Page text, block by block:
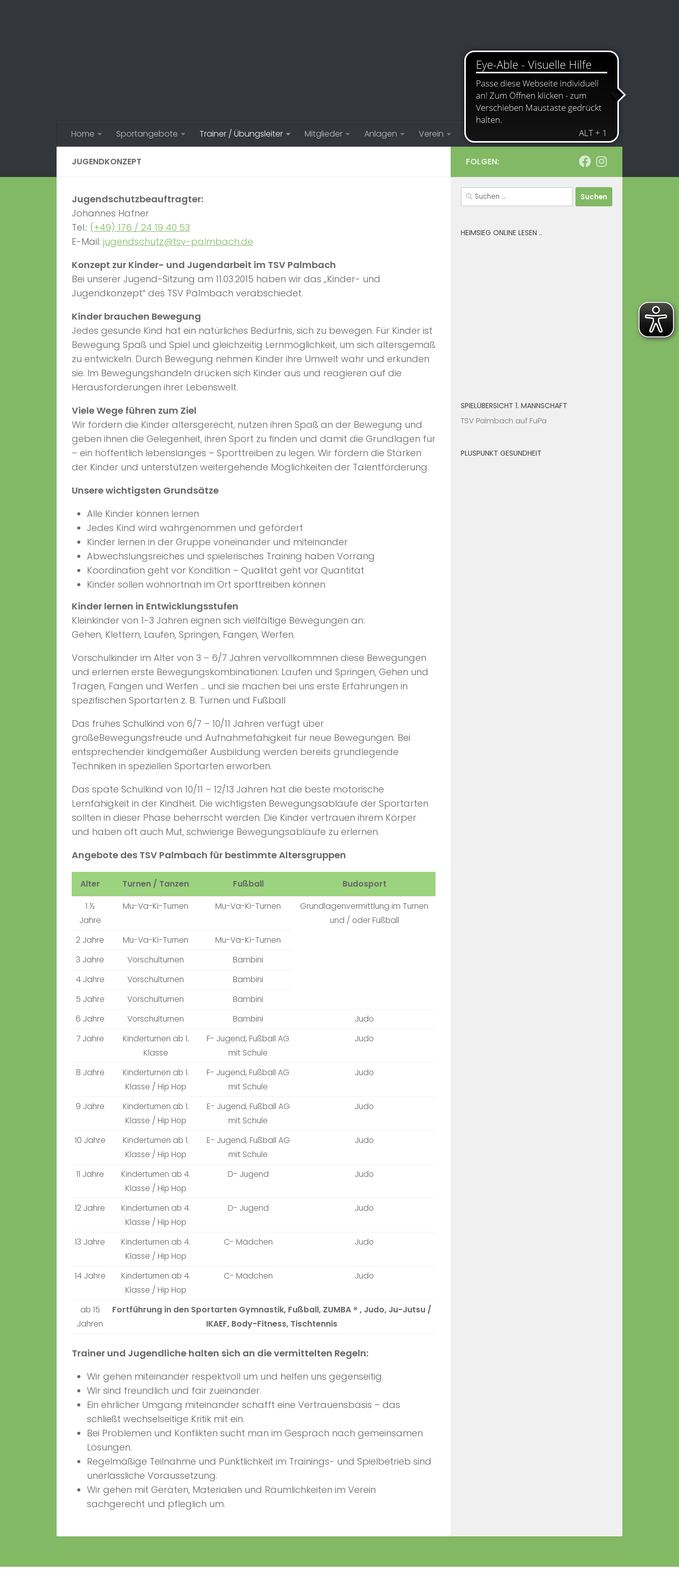
Home Sportangebote Trainer / Übungsleiter Mitglieder Anlagen Verein Kontakt
JUGENDKONZEPT
Jugendschutzbeauftragter:
Johannes Häfner
Tel.: (+49) 176 / 24 19 40 53
E-Mail: jugendschutz@tsv-palmbach.de
Konzept zur Kinder- und Jugendarbeit im TSV Palmbach
Bei unserer Jugend-Sitzung am 11.03.2015 haben wir das „Kinder- und
Jugendkonzept“ des TSV Palmbach verabschiedet.
Kinder brauchen Bewegung
Jedes gesunde Kind hat ein natürliches Bedürfnis, sich zu bewegen. Für Kinder ist
Bewegung Spaß und Spiel und gleichzeitig Lernmöglichkeit, um sich altersgemäß
zu entwickeln. Durch Bewegung nehmen Kinder ihre Umwelt wahr und erkunden
sie. Im Bewegungshandeln drücken sich Kinder aus und reagieren auf die
Herausforderungen ihrer Lebenswelt.
Viele Wege führen zum Ziel
Wir fördern die Kinder altersgerecht, nutzen ihren Spaß an der Bewegung und
geben ihnen die Gelegenheit, ihren Sport zu finden und damit die Grundlagen für
– ein hoffentlich lebenslanges – Sporttreiben zu legen. Wir fördern die Stärken
der Kinder und unterstützen weitergehende Möglichkeiten der Talentförderung.
Unsere wichtigsten Grundsätze
Alle Kinder können lernen
Jedes Kind wird wahrgenommen und gefördert
Kinder lernen in der Gruppe voneinander und miteinander
Abwechslungsreiches und spielerisches Training haben Vorrang
Koordination geht vor Kondition – Qualität geht vor Quantität
Kinder sollen wohnortnah im Ort sporttreiben können
Kinder lernen in Entwicklungsstufen
Kleinkinder von 1-3 Jahren eignen sich vielfältige Bewegungen an:
Gehen, Klettern, Laufen, Springen, Fangen, Werfen.
Vorschulkinder im Alter von 3 – 6/7 Jahren vervollkommnen diese Bewegungen
und erlernen erste Bewegungskombinationen: Laufen und Springen, Gehen und
Tragen, Fangen und Werfen … und sie machen bei uns erste Erfahrungen in
spezifischen Sportarten z. B. Turnen und Fußball
Das frühes Schulkind von 6/7 – 10/11 Jahren verfügt über
großeBewegungsfreude und Aufnahmefähigkeit für neue Bewegungen. Bei
entsprechender kindgemäßer Ausbildung werden bereits grundlegende
Techniken in speziellen Sportarten erworben.
Das späte Schulkind von 10/11 – 12/13 Jahren hat die beste motorische
Lernfähigkeit in der Kindheit. Die wichtigsten Bewegungsabläufe der Sportarten
sollten in dieser Phase beherrscht werden. Die Kinder vertrauen ihrem Körper
und haben oft auch Mut, schwierige Bewegungsabläufe zu erlernen.
Angebote des TSV Palmbach für bestimmte Altersgruppen
Alter Turnen / Tanzen Fußball
Budosport
1 ½
Jahre
Mu-Va-Ki-Turnen Mu-Va-Ki-Turnen
Grundlagen­vermittlung im Turnen
und / oder Fußball
2 Jahre
Mu-Va-Ki-Turnen
Mu-Va-Ki-Turnen
3 Jahre
Vorschulturnen
Bambini
4 Jahre
Vorschulturnen
Bambini
5 Jahre
Vorschulturnen
Bambini
6 Jahre
Vorschulturnen Bambini
Judo
7 Jahre
Kinderturnen ab 1.
Klasse
F- Jugend, Fußball AG
mit Schule
Judo
8 Jahre
Kinderturnen ab 1.
Klasse / Hip Hop
F- Jugend, Fußball AG
mit Schule
Judo
9 Jahre
Kinderturnen ab 1.
Klasse / Hip Hop
E- Jugend, Fußball AG
mit Schule
Judo
10 Jahre
Kinderturnen ab 1.
Klasse / Hip Hop
E- Jugend, Fußball AG
mit Schule
Judo
11 Jahre
Kinderturnen ab 4.
Klasse / Hip Hop
D- Jugend Judo
12 Jahre
Kinderturnen ab 4.
Klasse / Hip Hop
D- Jugend Judo
13 Jahre
Kinderturnen ab 4.
Klasse / Hip Hop
C- Mädchen Judo
14 Jahre
Kinderturnen ab 4.
Klasse / Hip Hop
C- Mädchen Judo
ab 15
Jahren
Fortführung in den Sportarten Gymnastik, Fußball, ZUMBA ® , Judo, Ju-Jutsu /
IKAEF, Body-Fitness, Tischtennis
Trainer und Jugendliche halten sich an die vermittelten Regeln:
Wir gehen miteinander respektvoll um und helfen uns gegenseitig.
Wir sind freundlich und fair zueinander.
Ein ehrlicher Umgang miteinander schafft eine Vertrauensbasis – das
schließt wechselseitige Kritik mit ein.
Bei Problemen und Konflikten sucht man im Gespräch nach gemeinsamen
Lösungen.
Regelmäßige Teilnahme und Pünktlichkeit im Trainings- und Spielbetrieb sind
unerlässliche Voraussetzung.
Wir gehen mit Geräten, Materialien und Räumlichkeiten im Verein
sachgerecht und pfleglich um.
FOLGEN:
Suchen
nach:
HEIMSIEG ONLINE LESEN ..
SPIELÜBERSICHT 1. MANNSCHAFT
TSV Palmbach auf FuPa
PLUSPUNKT GESUNDHEIT